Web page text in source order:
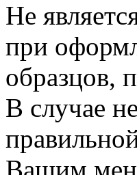
Не
при
образцов,
В случае